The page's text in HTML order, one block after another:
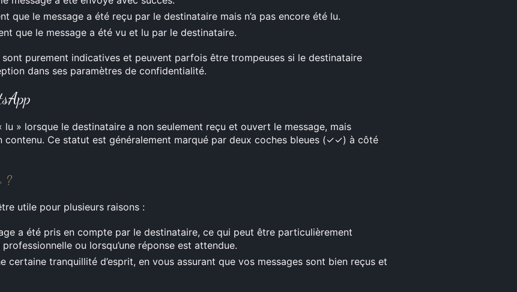
que le message a été reçu par le destinataire mais n’a pas encore été lu.
que le message a été vu et lu par le destinataire.
purement indicatives et peuvent parfois être trompeuses si le destinataire
dans ses paramètres de confidentialité.
lu » lorsque le destinataire a non seulement reçu et ouvert le message, mais
contenu. Ce statut est généralement marqué par deux coches bleues (✓✓) à côté
?
utile pour plusieurs raisons :
a été pris en compte par le destinataire, ce qui peut être particulièrement
ou lorsqu’une réponse est attendue.
certaine tranquillité d’esprit, en vous assurant que vos messages sont bien reçus et